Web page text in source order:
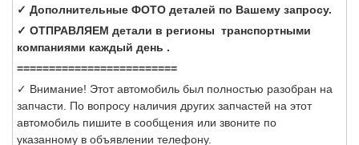
✓ Дополнительные ФОТО деталей по Вашему запросу.
✓ ОТПРАВЛЯЕМ детали в регионы транспортными
компаниями каждый день .
=========================
✓ Внимание! Этот автомобиль был полностью разобран на
запчасти. По вопросу наличия других запчастей на этот
автомобиль пишите в сообщения или звоните по
указанному в объявлении телефону.